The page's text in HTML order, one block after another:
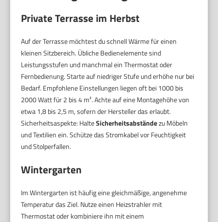
Private Terrasse im Herbst
Auf der Terrasse möchtest du schnell Wärme für einen
kleinen Sitzbereich. Übliche Bedienelemente sind
Leistungsstufen und manchmal ein Thermostat oder
Fernbedienung. Starte auf niedriger Stufe und erhöhe nur bei
Bedarf. Empfohlene Einstellungen liegen oft bei 1000 bis
2000 Watt für 2 bis 4 m². Achte auf eine Montagehöhe von
etwa 1,8 bis 2,5 m, sofern der Hersteller das erlaubt.
Sicherheitsaspekte: HalteSicherheitsabständezu Möbeln
und Textilien ein. Schütze das Stromkabel vor Feuchtigkeit
und Stolperfallen.
Wintergarten
Im Wintergarten ist häufig eine gleichmäßige, angenehme
Temperatur das Ziel. Nutze einen Heizstrahler mit
Thermostat oder kombiniere ihn mit einem